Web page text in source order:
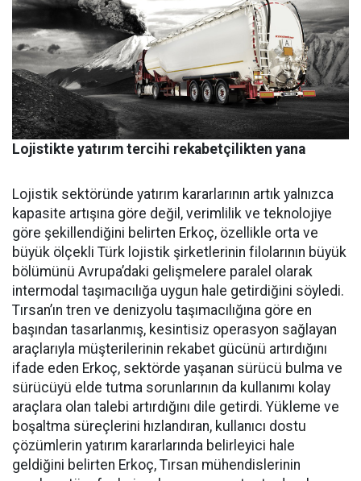
Lojistikte yatırım tercihi rekabetçilikten yana
Lojistik sektöründe yatırım ka­rarlarının artık yalnızca
kapasi­te artışına göre değil, verimlilik ve teknolojiye
göre şekillendiği­ni belirten Erkoç, özellikle orta ve
büyük ölçekli Türk lojistik şirket­lerinin filolarının büyük
bölümü­nü Avrupa’daki gelişmelere para­lel olarak
intermodal taşımacılı­ğa uygun hale getirdiğini söyledi.
Tırsan’ın tren ve denizyolu taşı­macılığına göre en
başından ta­sarlanmış, kesintisiz operasyon sağlayan
araçlarıyla müşterile­rinin rekabet gücünü artırdığını
ifade eden Erkoç, sektörde yaşa­nan sürücü bulma ve
sürücüyü el­de tutma sorunlarının da kullanı­mı kolay
araçlara olan talebi ar­tırdığını dile getirdi. Yükleme ve
boşaltma süreçlerini hızlandıran, kullanıcı dostu
çözümlerin yatı­rım kararlarında belirleyici hale
geldiğini belirten Erkoç, Tırsan mühendislerinin